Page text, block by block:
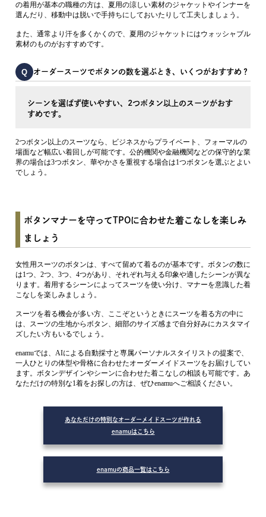
の着用が基本の職種の方は、夏用の涼しい素材のジャケットやインナーを
選んだり、移動中は脱いで手持ちにしておいたりして工夫しましょう。
また、通常より汗を多くかくので、夏用のジャケットにはウォッシャブル
素材のものがおすすめです。
Q オーダースーツでボタンの数を選ぶとき、いくつがおすすめ？
シーンを選ばず使いやすい、2つボタン以上のスーツがおす
すめです。
2つボタン以上のスーツなら、ビジネスからプライベート、フォーマルの
場面など幅広い着回しが可能です。公的機関や金融機関などの保守的な業
界の場合は3つボタン、華やかさを重視する場合は1つボタンを選ぶとよい
でしょう。
ボタンマナーを守ってTPOに合わせた着こなしを楽しみ
ましょう
女性用スーツのボタンは、すべて留めて着るのが基本です。ボタンの数に
は1つ、2つ、3つ、4つがあり、それぞれ与える印象や適したシーンが異な
ります。着用するシーンによってスーツを使い分け、マナーを意識した着
こなしを楽しみましょう。
スーツを着る機会が多い方、ここぞというときにスーツを着る方の中に
は、スーツの生地からボタン、細部のサイズ感まで自分好みにカスタマイ
ズしたい方もいるでしょう。
enamuでは、AIによる自動採寸と専属パーソナルスタイリストの提案で、
一人ひとりの体型や骨格に合わせたオーダーメイドスーツをお届けしてい
ます。ボタンデザインやシーンに合わせた着こなしの相談も可能です。あ
なただけの特別な1着をお探しの方は、ぜひenamuへご相談ください。
あなただけの特別なオーダーメイドスーツが作れる
enamuはこちら
enamuの商品一覧はこちら